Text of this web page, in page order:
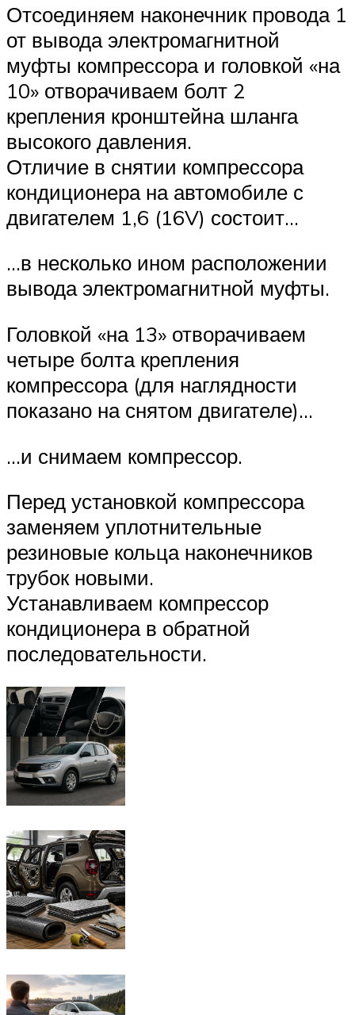
Отсоединяем наконечник провода 1
от вывода электромагнитной
муфты компрессора и головкой «на
10» отворачиваем болт 2
крепления кронштейна шланга
высокого давления.
Отличие в снятии компрессора
кондиционера на автомобиле с
двигателем 1,6 (16V) состоит…
…в несколько ином расположении
вывода электромагнитной муфты.
Головкой «на 13» отворачиваем
четыре болта крепления
компрессора (для наглядности
показано на снятом двигателе)…
…и снимаем компрессор.
Перед установкой компрессора
заменяем уплотнительные
резиновые кольца наконечников
трубок новыми.
Устанавливаем компрессор
кондиционера в обратной
последовательности.